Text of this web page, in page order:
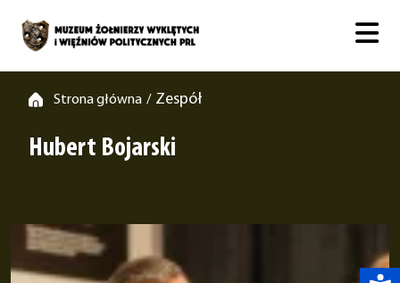
Strona główna / Zespół
Hubert Bojarski